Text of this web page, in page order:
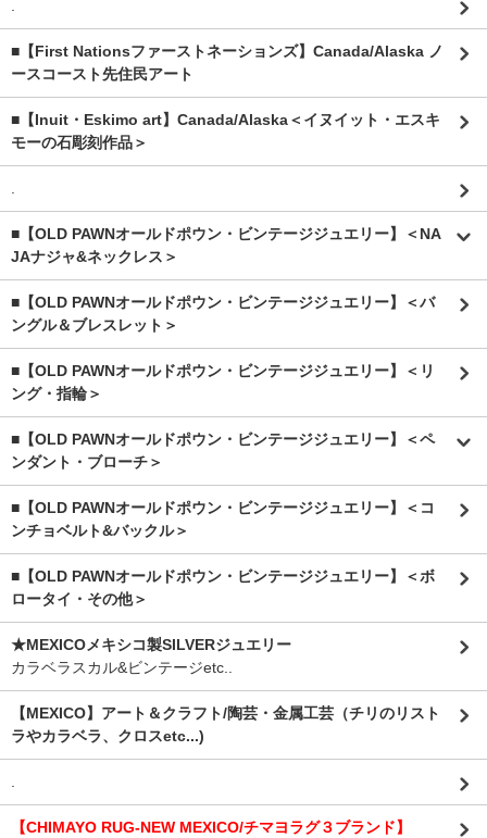
.
■【First Nationsファーストネーションズ】Canada/Alaska ノ
ースコースト先住民アート
■【Inuit・Eskimo art】Canada/Alaska＜イヌイット・エスキ
モーの石彫刻作品＞
.
■【OLD PAWNオールドポウン・ビンテージジュエリー】＜NA
JAナジャ&ネックレス＞
■【OLD PAWNオールドポウン・ビンテージジュエリー】＜バ
ングル＆ブレスレット＞
■【OLD PAWNオールドポウン・ビンテージジュエリー】＜リ
ング・指輪＞
■【OLD PAWNオールドポウン・ビンテージジュエリー】＜ペ
ンダント・ブローチ＞
■【OLD PAWNオールドポウン・ビンテージジュエリー】＜コ
ンチョベルト&バックル＞
■【OLD PAWNオールドポウン・ビンテージジュエリー】＜ボ
ロータイ・その他＞
★MEXICOメキシコ製SILVERジュエリー
カラベラスカル&ビンテージetc..
【MEXICO】アート＆クラフト/陶芸・金属工芸（チリのリスト
ラやカラベラ、クロスetc...)
.
【CHIMAYO RUG-NEW MEXICO/チマヨラグ３ブランド】